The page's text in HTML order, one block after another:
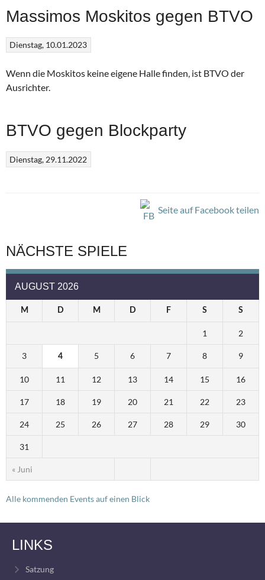
Massimos Moskitos gegen BTVO
Dienstag, 10.01.2023
Wenn die Moskitos keine eigene Halle finden, ist BTVO der
Ausrichter.
BTVO gegen Blockparty
Dienstag, 29.11.2022
Seite auf Facebook teilen
NÄCHSTE SPIELE
AUGUST 2026
M D M D F S S
« Juni
1 2
3 4 5 6 7 8 9
10 11 12 13 14 15 16
17 18 19 20 21 22 23
24 25 26 27 28 29 30
31
Alle kommenden Events auf einen Blick
LINKS
Satzung